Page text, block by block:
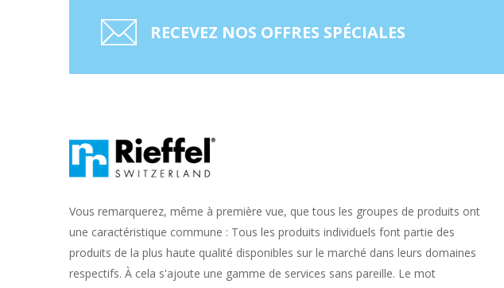
RECEVEZ NOS OFFRES SPÉCIALES
Vous remarquerez, même à première vue, que tous les groupes de produits ont
une caractéristique commune : Tous les produits individuels font partie des
produits de la plus haute qualité disponibles sur le marché dans leurs domaines
respectifs. À cela s'ajoute une gamme de services sans pareille. Le mot